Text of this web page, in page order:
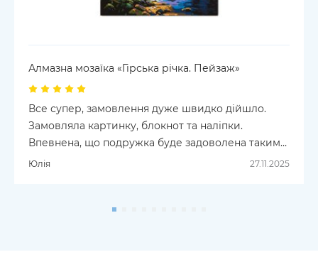
Алмазна мозаїка «Гірська річка. Пейзаж»
Все супер, замовлення дуже швидко дійшло.
Замовляла картинку, блокнот та наліпки.
Впевнена, що подружка буде задоволена такими
подаруночками від Миколайчика. Щиро дякую:)
Юлія 27.11.2025